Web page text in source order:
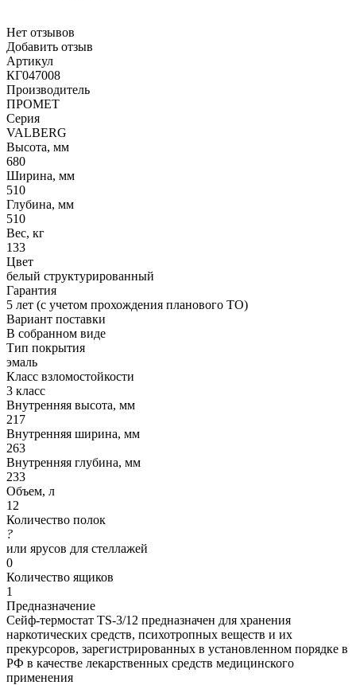
Нет отзывов
Добавить отзыв
Артикул
КГ047008
Производитель
ПРОМЕТ
Серия
VALBERG
Высота, мм
680
Ширина, мм
510
Глубина, мм
510
Вес, кг
133
Цвет
белый структурированный
Гарантия
5 лет (с учетом прохождения планового ТО)
Вариант поставки
В собранном виде
Тип покрытия
эмаль
Класс взломостойкости
3 класс
Внутренняя высота, мм
217
Внутренняя ширина, мм
263
Внутренняя глубина, мм
233
Объем, л
12
Количество полок
?
или ярусов для стеллажей
0
Количество ящиков
1
Предназначение
Сейф-термостат TS-3/12 предназначен для хранения
наркотических средств, психотропных веществ и их
прекурсоров, зарегистрированных в установленном порядке в
РФ в качестве лекарственных средств медицинского
применения